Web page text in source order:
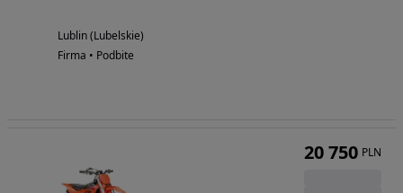
Lublin (Lubelskie)
Firma • Podbite
20 750 PLN